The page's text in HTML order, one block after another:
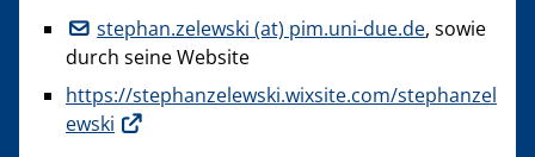
stephan.zelewski (at) pim.uni-due.de, sowie
durch seine Website
https://stephanzelewski.wixsite.com/stephanzel
ewski